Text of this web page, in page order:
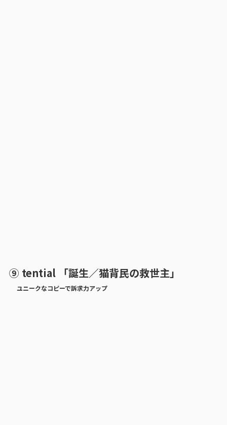
⑨ tential 「誕生／猫背民の救世主」
ユニークなコピーで訴求力アップ